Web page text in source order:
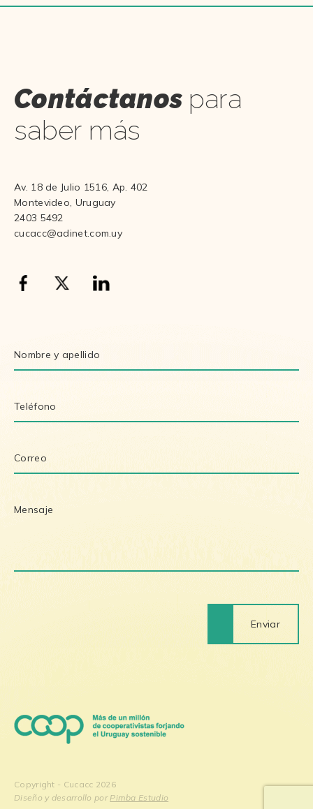
Contáctanos para
saber más
Av. 18 de Julio 1516, Ap. 402
Montevideo, Uruguay
2403 5492
cucacc@adinet.com.uy
Enviar
Copyright - Cucacc 2026
Diseño y desarrollo por Pimba Estudio